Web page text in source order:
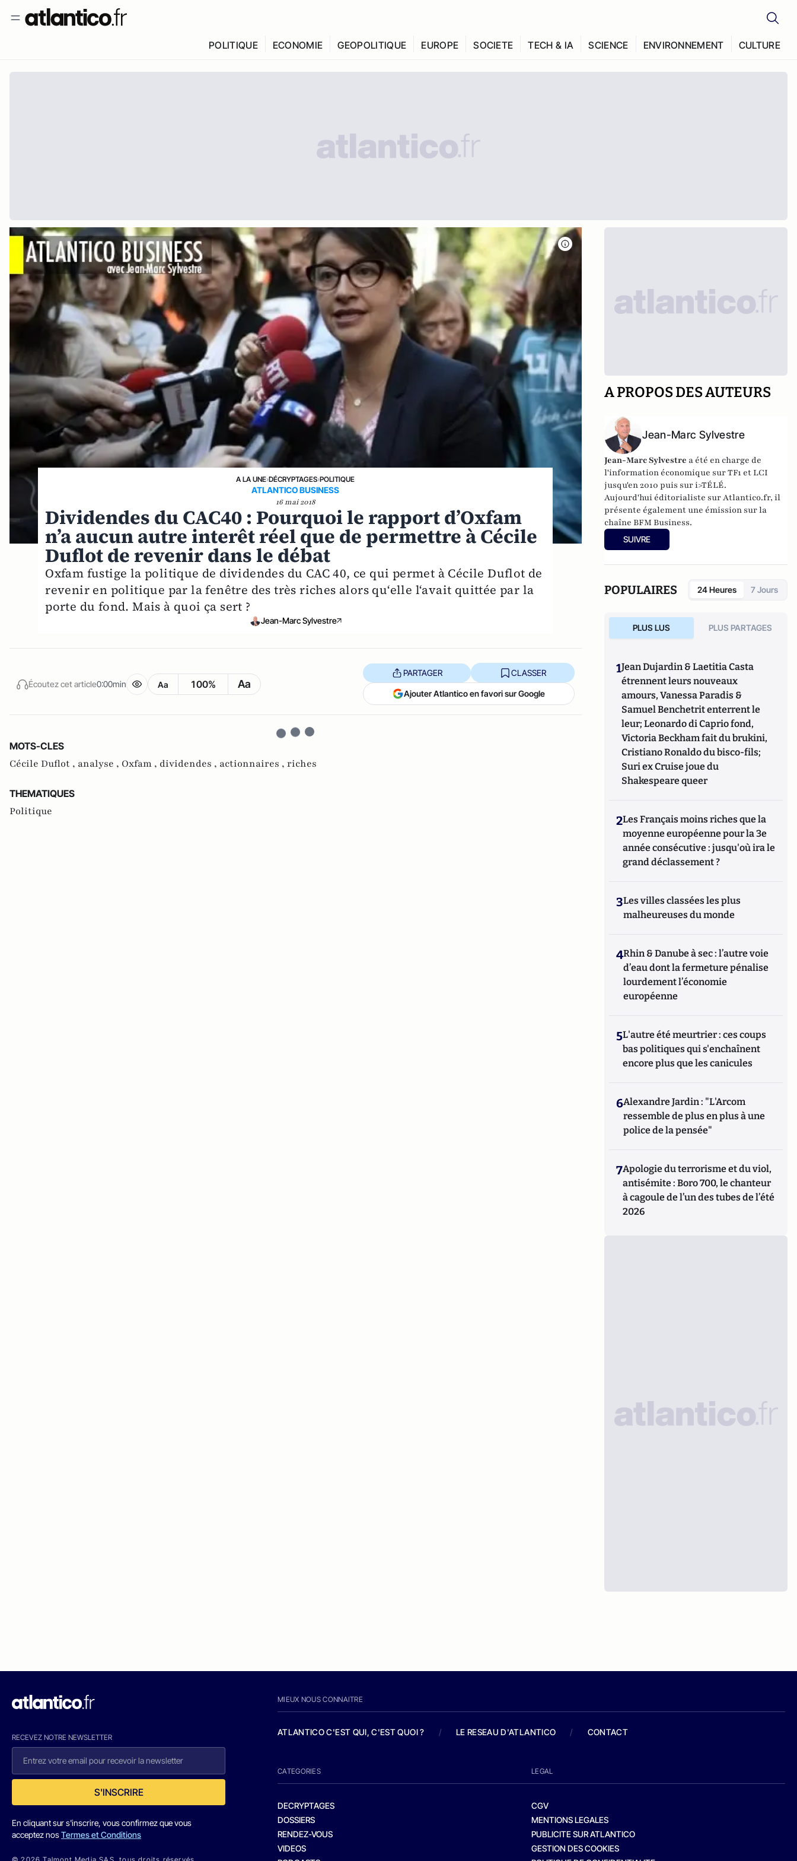
POLITIQUE ECONOMIE GEOPOLITIQUE EUROPE SOCIETE TECH & IA SCIENCE ENVIRONNEMENT CULTURE
A LA UNE›DÉCRYPTAGES›POLITIQUE
ATLANTICO BUSINESS
16 mai 2018
Dividendes du CAC40 : Pourquoi le rapport d’Oxfam
n’a aucun autre interêt réel que de permettre à Cécile
Duflot de revenir dans le débat
Oxfam fustige la politique de dividendes du CAC 40, ce qui permet à Cécile Duflot de
revenir en politique par la fenêtre des très riches alors qu‘elle l‘avait quittée par la
porte du fond. Mais à quoi ça sert ?
Jean-Marc Sylvestre
Écoutez cet article0:00min Aa 100% Aa
PARTAGER CLASSER
Ajouter Atlantico en favori sur Google
MOTS-CLES
Cécile Duflot , analyse , Oxfam , dividendes , actionnaires , riches
THEMATIQUES
Politique
A PROPOS DES AUTEURS
Jean-Marc Sylvestre
Jean-Marc Sylvestre a été en charge de
l'information économique sur TF1 et LCI
jusqu'en 2010 puis sur i>TÉLÉ.
Aujourd'hui éditorialiste sur Atlantico.fr, il
présente également une émission sur la
chaîne BFM Business.
SUIVRE
POPULAIRES 24 Heures 7 Jours
PLUS LUS PLUS PARTAGES
1Jean Dujardin & Laetitia Casta
étrennent leurs nouveaux
amours, Vanessa Paradis &
Samuel Benchetrit enterrent le
leur; Leonardo di Caprio fond,
Victoria Beckham fait du brukini,
Cristiano Ronaldo du bisco-fils;
Suri ex Cruise joue du
Shakespeare queer
2Les Français moins riches que la
moyenne européenne pour la 3e
année consécutive : jusqu'où ira le
grand déclassement ?
3Les villes classées les plus
malheureuses du monde
4Rhin & Danube à sec : l’autre voie
d’eau dont la fermeture pénalise
lourdement l’économie
européenne
5L'autre été meurtrier : ces coups
bas politiques qui s'enchaînent
encore plus que les canicules
6Alexandre Jardin : "L'Arcom
ressemble de plus en plus à une
police de la pensée"
7Apologie du terrorisme et du viol,
antisémite : Boro 700, le chanteur
à cagoule de l’un des tubes de l’été
2026
RECEVEZ NOTRE NEWSLETTER
S'INSCRIRE
En cliquant sur s'inscrire, vous confirmez que vous
acceptez nosTermes et Conditions
MIEUX NOUS CONNAITRE
ATLANTICO C'EST QUI, C'EST QUOI ? / LE RESEAU D'ATLANTICO / CONTACT
CATEGORIES
DECRYPTAGES
DOSSIERS
RENDEZ-VOUS
VIDEOS
LEGAL
CGV
MENTIONS LEGALES
PUBLICITE SUR ATLANTICO
GESTION DES COOKIES